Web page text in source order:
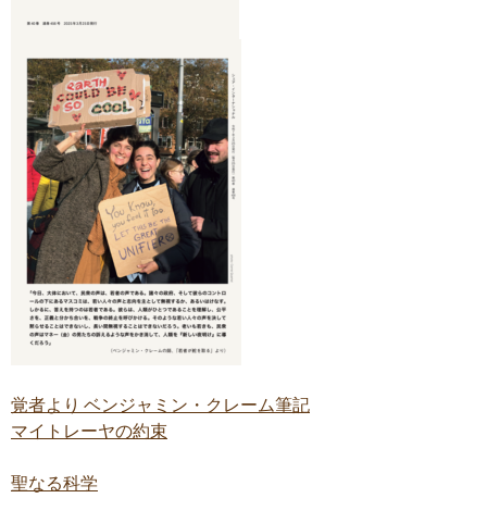
覚者より ベンジャミン・クレーム筆記
マイトレーヤの約束
聖なる科学